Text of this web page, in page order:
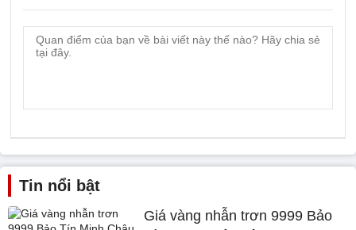
Tin nổi bật
Giá vàng nhẫn trơn 9999 Bảo